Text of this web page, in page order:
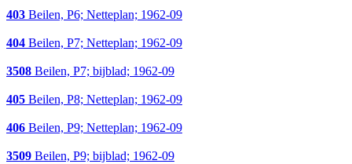
403 Beilen, P6; Netteplan; 1962-09
404 Beilen, P7; Netteplan; 1962-09
3508 Beilen, P7; bijblad; 1962-09
405 Beilen, P8; Netteplan; 1962-09
406 Beilen, P9; Netteplan; 1962-09
3509 Beilen, P9; bijblad; 1962-09